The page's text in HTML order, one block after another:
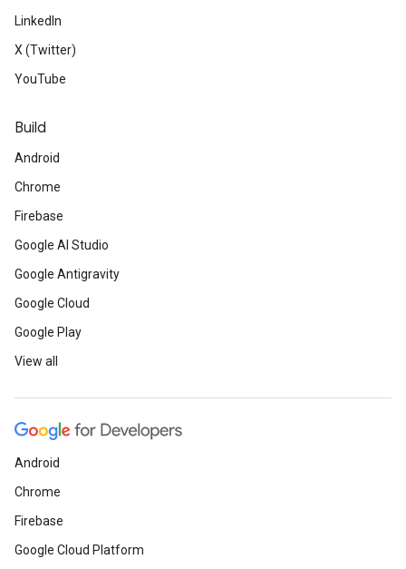
LinkedIn
X (Twitter)
YouTube
Build
Android
Chrome
Firebase
Google AI Studio
Google Antigravity
Google Cloud
Google Play
View all
Android
Chrome
Firebase
Google Cloud Platform